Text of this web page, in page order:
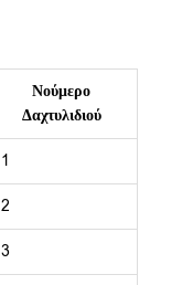
Νούμερο
Δαχτυλιδιού
1
2
3